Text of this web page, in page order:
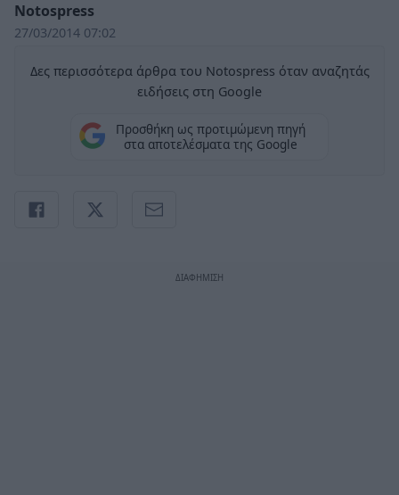
Notospress
27/03/2014 07:02
Δες περισσότερα άρθρα του Notospress όταν αναζητάς
ειδήσεις στη Google
Προσθήκη ως προτιμώμενη πηγή
στα αποτελέσματα της Google